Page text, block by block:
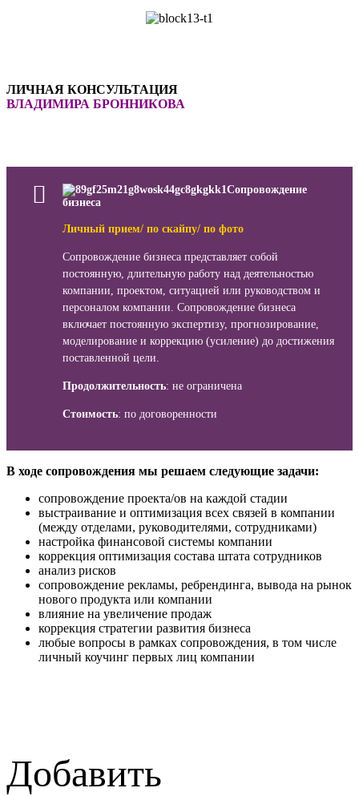
ЛИЧНАЯ КОНСУЛЬТАЦИЯ
ВЛАДИМИРА БРОННИКОВА
Сопровождение
бизнеса
Личный прием/ по скайпу/ по фото
Сопровождение бизнеса представляет собой
постоянную, длительную работу над деятельностью
компании, проектом, ситуацией или руководством и
персоналом компании. Сопровождение бизнеса
включает постоянную экспертизу, прогнозирование,
моделирование и коррекцию (усиление) до достижения
поставленной цели.
Продолжительность: не ограничена
Стоимость: по договоренности
В ходе сопровождения мы решаем следующие задачи:
сопровождение проекта/ов на каждой стадии
выстраивание и оптимизация всех связей в компании
(между отделами, руководителями, сотрудниками)
настройка финансовой системы компании
коррекция оптимизация состава штата сотрудников
анализ рисков
сопровождение рекламы, ребрендинга, вывода на рынок
нового продукта или компании
влияние на увеличение продаж
коррекция стратегии развития бизнеса
любые вопросы в рамках сопровождения, в том числе
личный коучинг первых лиц компании
Добавить